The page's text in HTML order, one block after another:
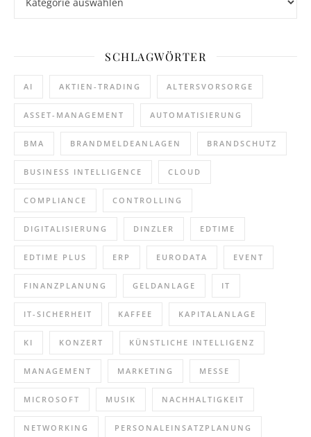
SCHLAGWÖRTER
AI AKTIEN-TRADING ALTERSVORSORGE
ASSET-MANAGEMENT AUTOMATISIERUNG
BMA BRANDMELDEANLAGEN BRANDSCHUTZ
BUSINESS INTELLIGENCE CLOUD
COMPLIANCE CONTROLLING
DIGITALISIERUNG DINZLER EDTIME
EDTIME PLUS ERP EURODATA EVENT
FINANZPLANUNG GELDANLAGE IT
IT-SICHERHEIT KAFFEE KAPITALANLAGE
KI KONZERT KÜNSTLICHE INTELLIGENZ
MANAGEMENT MARKETING MESSE
MICROSOFT MUSIK NACHHALTIGKEIT
NETWORKING PERSONALEINSATZPLANUNG